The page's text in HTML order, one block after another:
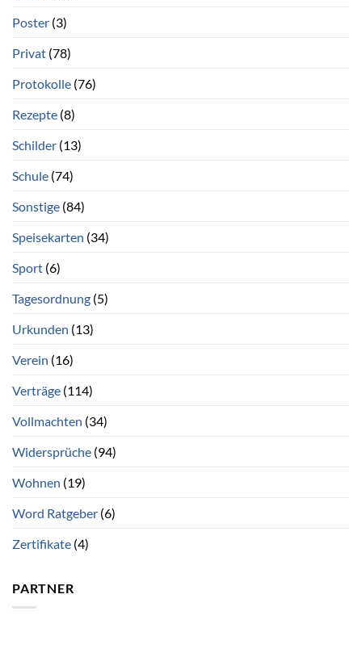
Poster (3)
Privat (78)
Protokolle (76)
Rezepte (8)
Schilder (13)
Schule (74)
Sonstige (84)
Speisekarten (34)
Sport (6)
Tagesordnung (5)
Urkunden (13)
Verein (16)
Verträge (114)
Vollmachten (34)
Widersprüche (94)
Wohnen (19)
Word Ratgeber (6)
Zertifikate (4)
PARTNER